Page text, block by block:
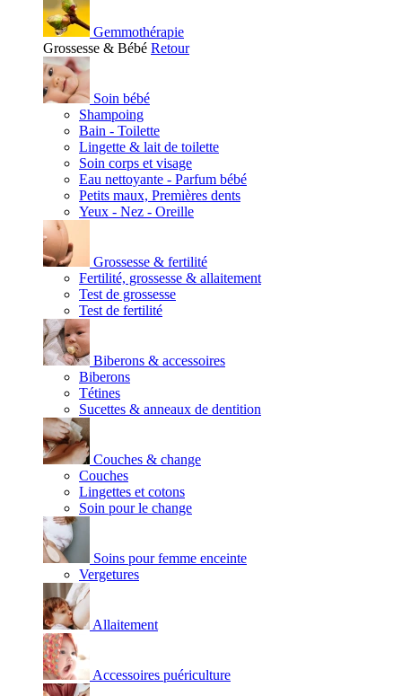
Gemmothérapie
Grossesse & Bébé Retour
Soin bébé
Shampoing
Bain - Toilette
Lingette & lait de toilette
Soin corps et visage
Eau nettoyante - Parfum bébé
Petits maux, Premières dents
Yeux - Nez - Oreille
Grossesse & fertilité
Fertilité, grossesse & allaitement
Test de grossesse
Test de fertilité
Biberons & accessoires
Biberons
Tétines
Sucettes & anneaux de dentition
Couches & change
Couches
Lingettes et cotons
Soin pour le change
Soins pour femme enceinte
Vergetures
Allaitement
Accessoires puériculture